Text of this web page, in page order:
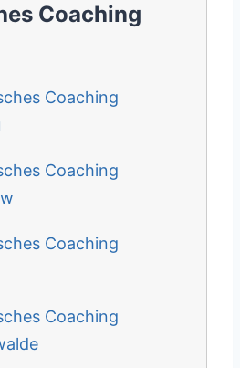
Coaching
Coaching
Coaching
Coaching
Coaching